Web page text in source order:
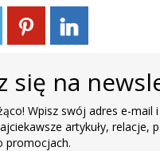
się na
Wpisz swój adres e-mail
artykuły, relacje,
promocjach.